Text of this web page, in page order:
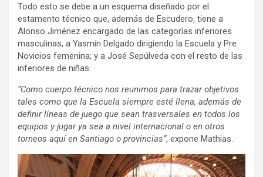
Todo esto se debe a un esquema diseñado por el
estamento técnico que, además de Escudero, tiene a
Alonso Jiménez encargado de las categorías inferiores
masculinas, a Yasmín Delgado dirigiendo la Escuela y Pre
Novicios femenina; y a José Sepúlveda con el resto de las
inferiores de niñas.
“Como cuerpo técnico nos reunimos para trazar objetivos
tales como que la Escuela siempre esté llena, además de
definir líneas de juego que sean trasversales en todos los
equipos y jugar ya sea a nivel internacional o en otros
torneos aquí en Santiago o provincias”, expone Mathias.